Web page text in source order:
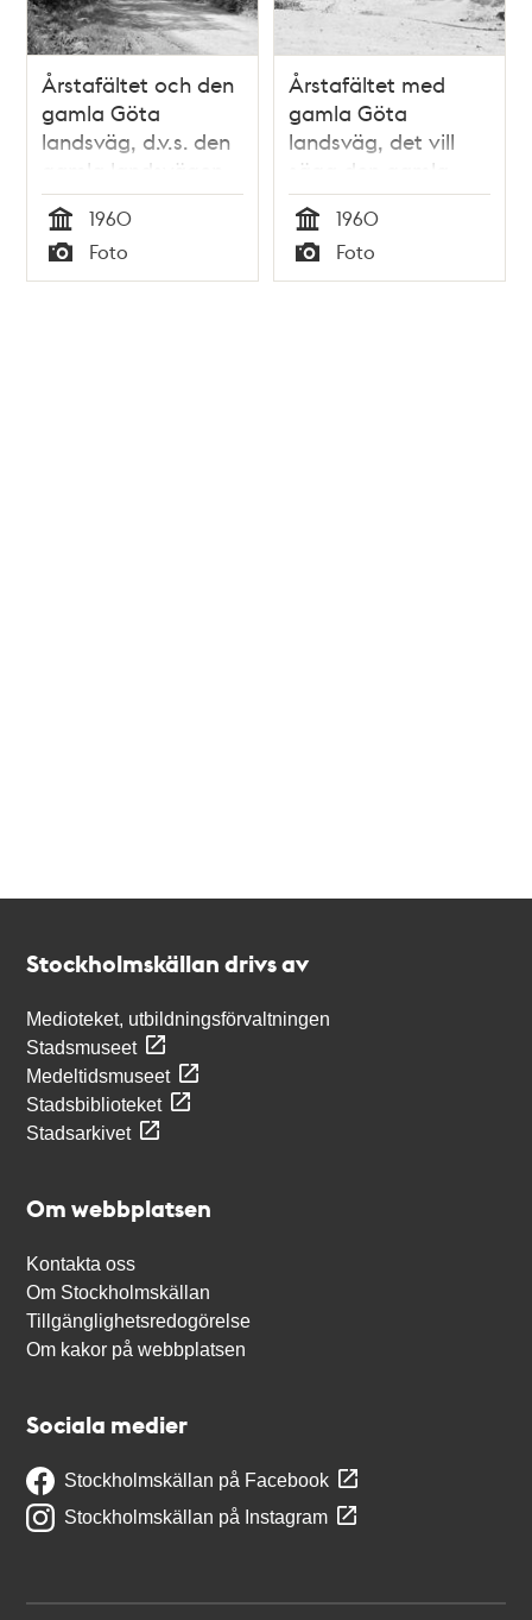
Årstafältet och den
gamla Göta
landsväg, d.v.s. den
gamla landsvägen
söderut till
Götaland. Vägen
har forntida anor.
Tid
1960
Typ
Foto
Årstafältet med
gamla Göta
landsväg, det vill
säga den gamla
landsvägen söderut
till Götaland. Vägen
har forntida anor.
Tid
1960
Typ
Foto
Stockholmskällan drivs av
Medioteket, utbildningsförvaltningen
Stadsmuseet
Medeltidsmuseet
Stadsbiblioteket
Stadsarkivet
Om webbplatsen
Kontakta oss
Om Stockholmskällan
Tillgänglighetsredogörelse
Om kakor på webbplatsen
Sociala medier
Stockholmskällan på Facebook
Stockholmskällan på Instagram